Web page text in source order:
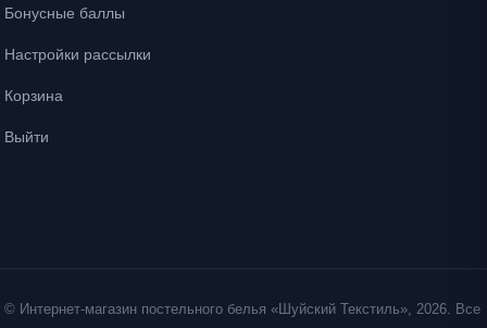
Бонусные баллы
Настройки рассылки
Корзина
Выйти
© Интернет-магазин постельного белья «Шуйский Текстиль», 2026. Все